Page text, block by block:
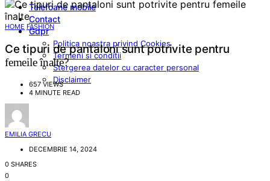
Telefoane mobile
Contact
Gdpr
Politica noastra privind Cookies
Termeni si conditii
Stergerea datelor cu caracter personal
Disclaimer
HOME FASHION
Ce tipuri de pantaloni sunt potrivite pentru
femeile înalte?
657 VIEWS
4 MINUTE READ
EMILIA GRECU
DECEMBRIE 14, 2024
0 SHARES
0